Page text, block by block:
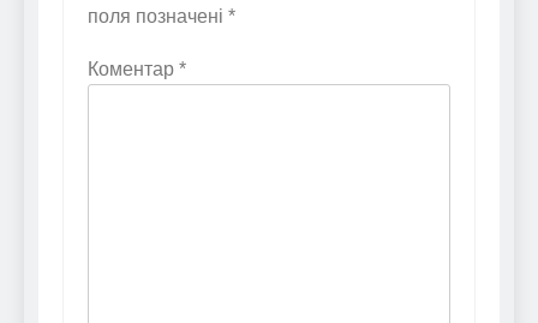
поля позначені *
Коментар *